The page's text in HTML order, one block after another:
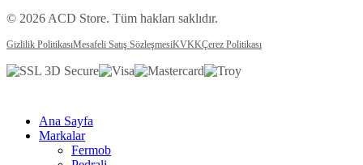
© 2026 ACD Store. Tüm hakları saklıdır.
Gizlilik PolitikasıMesafeli Satış SözleşmesiKVKKÇerez Politikası
Ana Sayfa
Markalar
Fermob